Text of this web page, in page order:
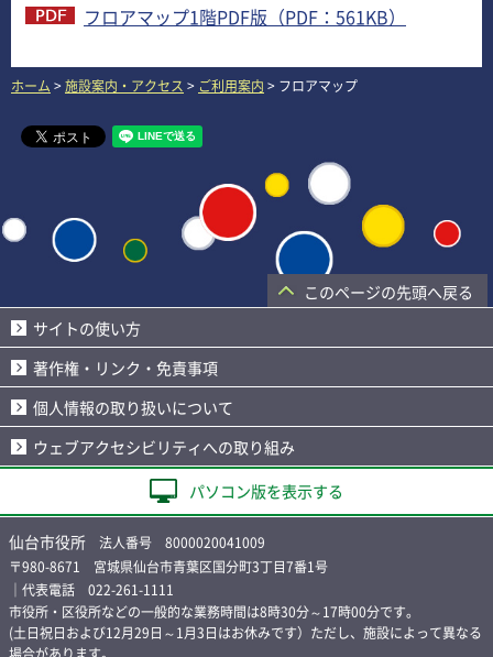
フロアマップ1階PDF版（PDF：561KB）
ホーム >施設案内・アクセス > ご利用案内 > フロアマップ
このページの先頭へ戻る
サイトの使い方
著作権・リンク・免責事項
個人情報の取り扱いについて
ウェブアクセシビリティへの取り組み
パソコン版を表示する
仙台市役所 法人番号 8000020041009
〒980-8671 宮城県仙台市青葉区国分町3丁目7番1号
｜代表電話 022-261-1111
市役所・区役所などの一般的な業務時間は8時30分～17時00分です。
(土日祝日および12月29日～1月3日はお休みです）ただし、施設によって異なる
場合があります。